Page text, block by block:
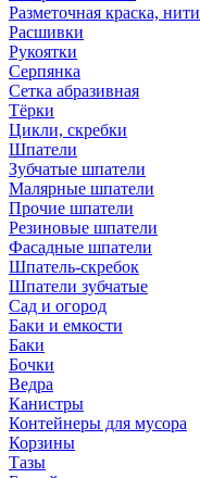
Разметочная краска, нити
Расшивки
Рукоятки
Серпянка
Сетка абразивная
Тёрки
Цикли, скребки
Шпатели
Зубчатые шпатели
Малярные шпатели
Прочие шпатели
Резиновые шпатели
Фасадные шпатели
Шпатель-скребок
Шпатели зубчатые
Сад и огород
Баки и емкости
Баки
Бочки
Ведра
Канистры
Контейнеры для мусора
Корзины
Тазы